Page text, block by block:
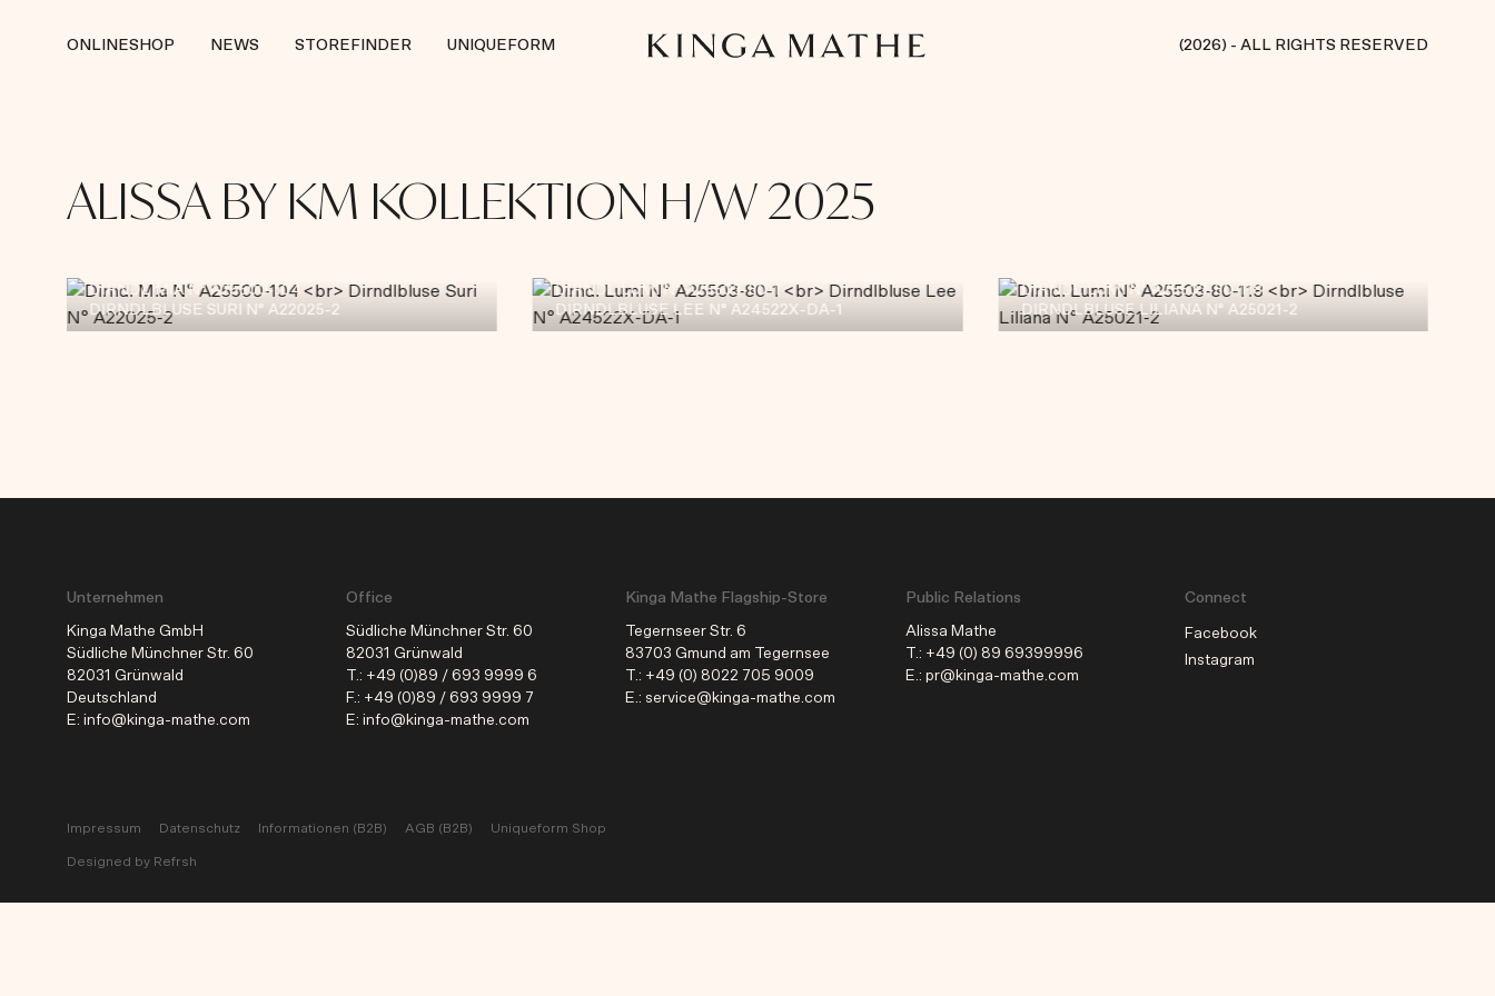
ONLINESHOP NEWS STOREFINDER UNIQUEFORM (2026) - ALL RIGHTS RESERVED
ALISSA BY KM KOLLEKTION H/W 2025
DIRNDL MIA N° A25500-104
DIRNDLBLUSE SURI N° A22025-2
DIRNDL LUMI N° A25503-80-1
DIRNDLBLUSE LEE N° A24522X-DA-1
DIRNDL LUMI N° A25503-80-118
DIRNDLBLUSE LILIANA N° A25021-2
Unternehmen
Kinga Mathe GmbH
Südliche Münchner Str. 60
82031 Grünwald
Deutschland
E: info@kinga-mathe.com
Office
Südliche Münchner Str. 60
82031 Grünwald
T.: +49 (0)89 / 693 9999 6
F.: +49 (0)89 / 693 9999 7
E: info@kinga-mathe.com
Kinga Mathe Flagship-Store
Tegernseer Str. 6
83703 Gmund am Tegernsee
T.: +49 (0) 8022 705 9009
E.: service@kinga-mathe.com
Public Relations
Alissa Mathe
T.: +49 (0) 89 69399996
E.: pr@kinga-mathe.com
Connect
Facebook
Instagram
Impressum Datenschutz Informationen (B2B) AGB (B2B) Uniqueform Shop
Designed by Refrsh